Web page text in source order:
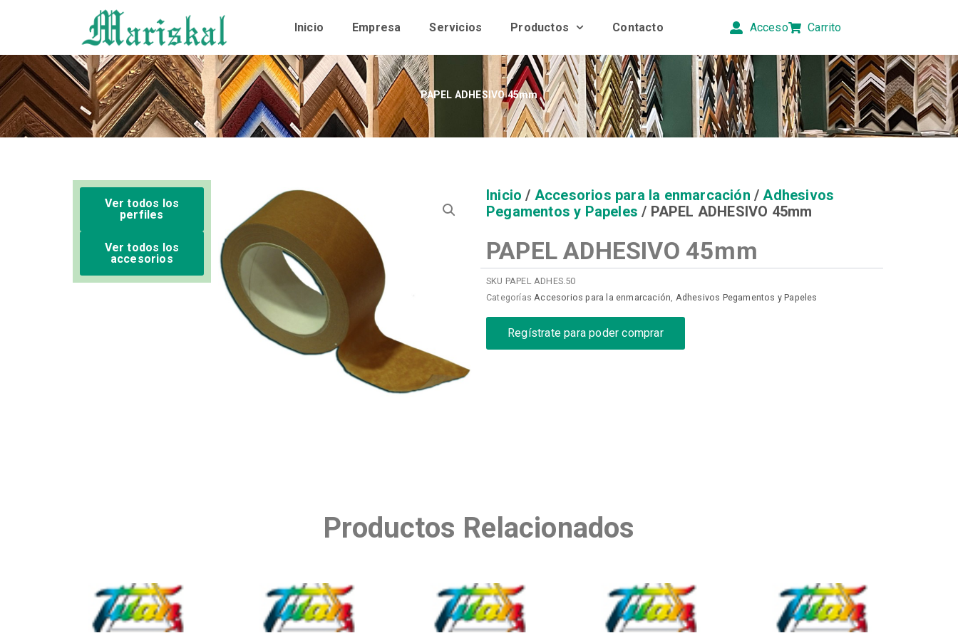
Inicio Empresa Servicios Productos Contacto Acceso Carrito
PAPEL ADHESIVO 45mm
Ver todos los
perfiles
Ver todos los
accesorios
Inicio / Accesorios para la enmarcación /Adhesivos
Pegamentos y Papeles / PAPEL ADHESIVO 45mm
PAPEL ADHESIVO 45mm
SKU PAPEL ADHES.50
Categorías Accesorios para la enmarcación, Adhesivos Pegamentos y Papeles
Regístrate para poder comprar
Productos Relacionados